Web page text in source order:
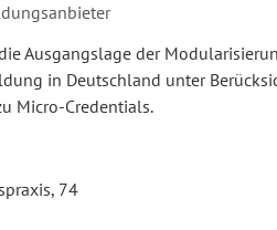
Ausgangslage der
in Deutschland unter
Micro-Credentials.
74